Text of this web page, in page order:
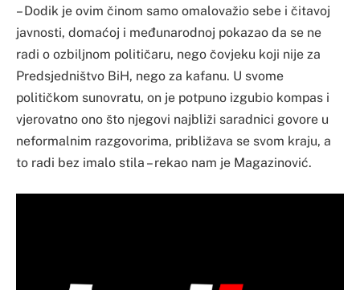
– Dodik je ovim činom samo omalovažio sebe i čitavoj
javnosti, domaćoj i međunarodnoj pokazao da se ne
radi o ozbiljnom političaru, nego čovjeku koji nije za
Predsjedništvo BiH, nego za kafanu. U svome
političkom sunovratu, on je potpuno izgubio kompas i
vjerovatno ono što njegovi najbliži saradnici govore u
neformalnim razgovorima, približava se svom kraju, a
to radi bez imalo stila – rekao nam je Magazinović.